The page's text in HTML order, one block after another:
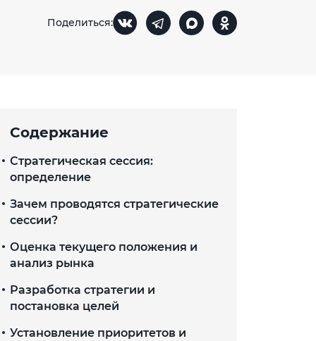
Поделиться:
Содержание
Стратегическая сессия:
определение
Зачем проводятся стратегические
сессии?
Оценка текущего положения и
анализ рынка
Разработка стратегии и
постановка целей
Установление приоритетов и